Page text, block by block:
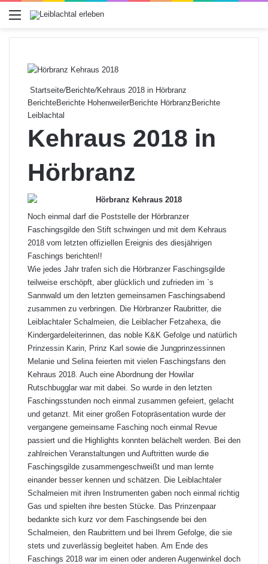
Menü
Startseite/Berichte/Kehraus 2018 in Hörbranz
BerichteBerichte HohenweilerBerichte Hörbranz Berichte
Leiblachtal
Kehraus 2018 in
Hörbranz
Noch einmal darf die Poststelle der Hörbranzer
Faschingsgilde den Stift schwingen und mit dem Kehraus
2018 vom letzten offiziellen Ereignis des diesjährigen
Faschings berichten!!
Wie jedes Jahr trafen sich die Hörbranzer Faschingsgilde
teilweise erschöpft, aber glücklich und zufrieden im `s
Sannwald um den letzten gemeinsamen Faschingsabend
zusammen zu verbringen. Die Hörbranzer Raubritter, die
Leiblachtaler Schalmeien, die Leiblacher Fetzahexa, die
Kindergardeleiterinnen, das noble K&K Gefolge und natürlich
Prinzessin Karin, Prinz Karl sowie die Jungprinzessinnen
Melanie und Selina feierten mit vielen Faschingsfans den
Kehraus 2018. Auch eine Abordnung der Howilar
Rutschbugglar war mit dabei. So wurde in den letzten
Faschingsstunden noch einmal zusammen gefeiert, gelacht
und getanzt. Mit einer großen Fotopräsentation wurde der
vergangene gemeinsame Fasching noch einmal Revue
passiert und die Highlights konnten belächelt werden. Bei den
zahlreichen Veranstaltungen und Auftritten wurde die
Faschingsgilde zusammengeschweißt und man lernte
einander besser kennen und schätzen. Die Leiblachtaler
Schalmeien mit ihren Instrumenten gaben noch einmal richtig
Gas und spielten ihre besten Stücke. Das Prinzenpaar
bedankte sich kurz vor dem Faschingsende bei den
Schalmeien, den Raubrittern und bei Ihrem Gefolge, die sie
stets und zuverlässig begleitet haben. Am Ende des
Faschings 2018 war im einen oder anderen Augenwinkel doch